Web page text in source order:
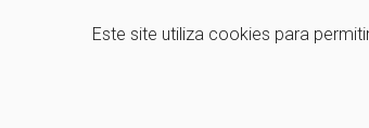
Este site utiliza cookies para